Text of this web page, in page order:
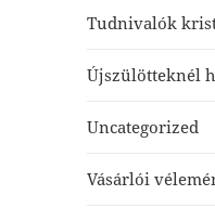
Tudnivalók
Újszülötteknél
Uncategorized
Vásárlói